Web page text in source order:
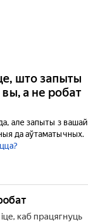
што запыты
вы, а не робат
але запыты з вашай
да аўтаматычных.
каб працягнуць